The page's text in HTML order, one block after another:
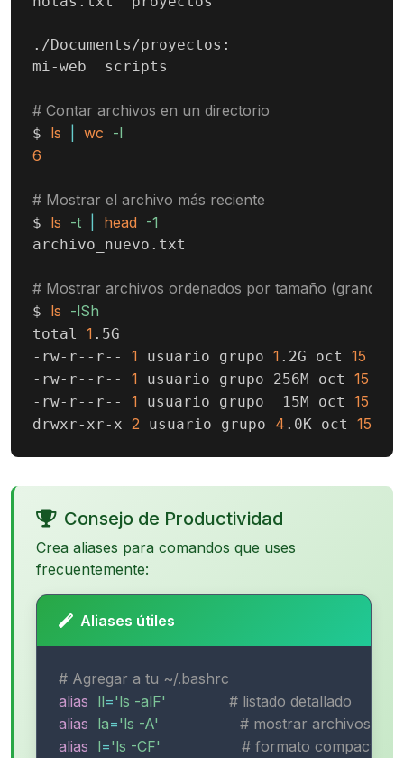
./Documents/proyectos:
mi-web  scripts
# Contar archivos en un directorio
$ ls wc -l
6
# Mostrar el archivo más reciente
$ ls -t head -1
archivo_nuevo.txt
# Mostrar archivos ordenados por tamaño (grandes
$ ls -lSh
total 1 .5G
-rw-r--r-- 1 usuario grupo 1 .2G oct 15
-rw-r--r-- 1 usuario grupo 256M oct 15
-rw-r--r-- 1 usuario grupo  15M oct 15
drwxr-xr-x 2 usuario grupo 4 .0K oct 15
Consejo de Productividad
Crea aliases para comandos que uses
frecuentemente:
Aliases útiles
# Agregar a tu ~/.bashrc
alias ll='ls -alF'
# listado detallado
alias la='ls -A'
# mostrar archivos
alias l='ls -CF'
# formato compacto